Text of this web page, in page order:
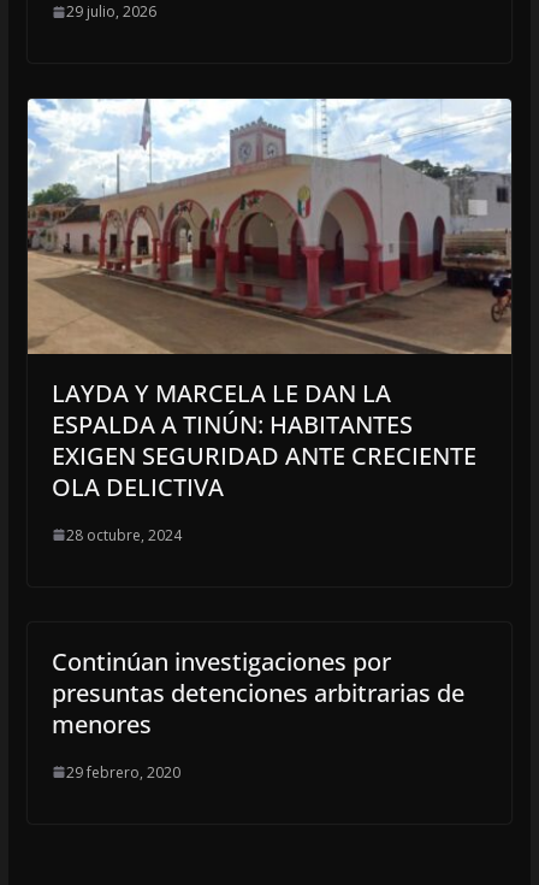
29 julio, 2026
LAYDA Y MARCELA LE DAN LA
ESPALDA A TINÚN: HABITANTES
EXIGEN SEGURIDAD ANTE CRECIENTE
OLA DELICTIVA
28 octubre, 2024
Continúan investigaciones por
presuntas detenciones arbitrarias de
menores
29 febrero, 2020